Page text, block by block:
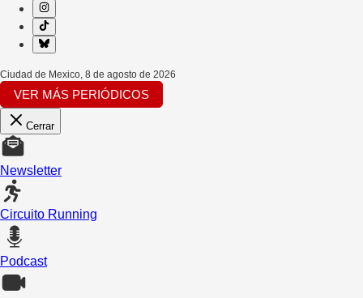
Ciudad de Mexico, 8 de agosto de 2026
VER MÁS PERIÓDICOS
Cerrar
Newsletter
Circuito Running
Podcast